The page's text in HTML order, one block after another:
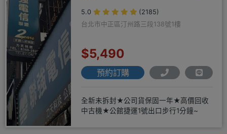
5.0
(2185)
台北市中正區汀州路三段138號1樓
$5,490
預約訂購
全新未拆封★公司貨保固一年★高價回收
中古機★公館捷運1號出口步行1分鐘~